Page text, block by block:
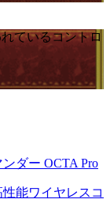
ているコントロ
ダー OCTA Pro
能ワイヤレスコ